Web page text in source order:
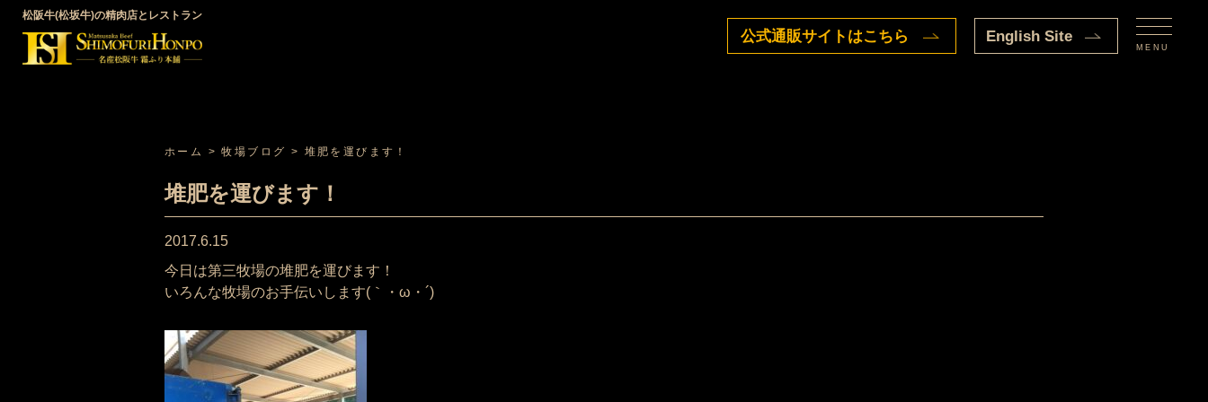
松阪牛(松坂牛)の精肉店とレストラン
公式通販サイトはこちら English Site
MENU
ホーム >牧場ブログ > 堆肥を運びます！
堆肥を運びます！
2017.6.15
今日は第三牧場の堆肥を運びます！
いろんな牧場のお手伝いします(｀・ω・´)ゝ